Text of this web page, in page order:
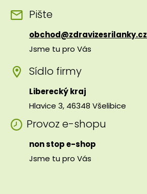
Pište
obchod@zdravizesrilanky.cz
Jsme tu pro Vás
Sídlo firmy
Liberecký kraj
Hlavice 3, 46348 Všelibice
Provoz e-shopu
non stop e-shop
Jsme tu pro Vás